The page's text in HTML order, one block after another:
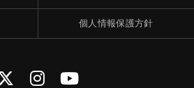
個人情報保護方針